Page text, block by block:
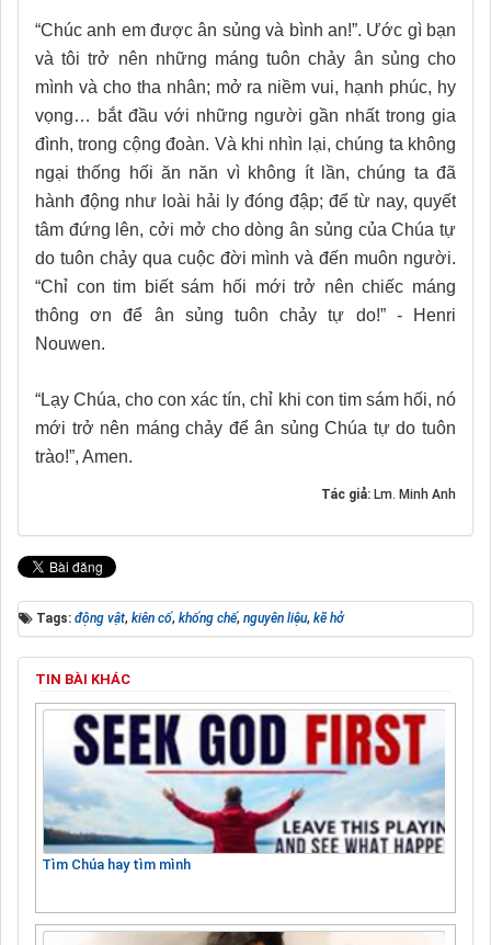
“Chúc anh em được ân sủng và bình an!”. Ước gì bạn
và tôi trở nên những máng tuôn chảy ân sủng cho
mình và cho tha nhân; mở ra niềm vui, hạnh phúc, hy
vọng… bắt đầu với những người gần nhất trong gia
đình, trong cộng đoàn. Và khi nhìn lại, chúng ta không
ngại thống hối ăn năn vì không ít lần, chúng ta đã
hành động như loài hải ly đóng đập; để từ nay, quyết
tâm đứng lên, cởi mở cho dòng ân sủng của Chúa tự
do tuôn chảy qua cuộc đời mình và đến muôn người.
“Chỉ con tim biết sám hối mới trở nên chiếc máng
thông ơn để ân sủng tuôn chảy tự do!” - Henri
Nouwen.
“Lạy Chúa, cho con xác tín, chỉ khi con tim sám hối, nó
mới trở nên máng chảy để ân sủng Chúa tự do tuôn
trào!”, Amen.
Tác giả: Lm. Minh Anh
Tags: động vật, kiên cố, khống chế, nguyên liệu, kẽ hở
TIN BÀI KHÁC
Tìm Chúa hay tìm mình